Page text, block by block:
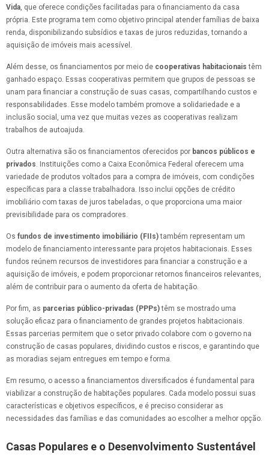
Vida, que oferece condições facilitadas para o financiamento da casa
própria. Este programa tem como objetivo principal atender famílias de baixa
renda, disponibilizando subsídios e taxas de juros reduzidas, tornando a
aquisição de imóveis mais acessível.
Além desse, os financiamentos por meio de cooperativas habitacionais têm
ganhado espaço. Essas cooperativas permitem que grupos de pessoas se
unam para financiar a construção de suas casas, compartilhando custos e
responsabilidades. Esse modelo também promove a solidariedade e a
inclusão social, uma vez que muitas vezes as cooperativas realizam
trabalhos de autoajuda.
Outra alternativa são os financiamentos oferecidos por bancos públicos e
privados. Instituições como a Caixa Econômica Federal oferecem uma
variedade de produtos voltados para a compra de imóveis, com condições
específicas para a classe trabalhadora. Isso inclui opções de crédito
imobiliário com taxas de juros tabeladas, o que proporciona uma maior
previsibilidade para os compradores.
Os fundos de investimento imobiliário (FIIs)também representam um
modelo de financiamento interessante para projetos habitacionais. Esses
fundos reúnem recursos de investidores para financiar a construção e a
aquisição de imóveis, e podem proporcionar retornos financeiros relevantes,
além de contribuir para o aumento da oferta de habitação.
Por fim, as parcerias público-privadas (PPPs)têm se mostrado uma
solução eficaz para o financiamento de grandes projetos habitacionais.
Essas parcerias permitem que o setor privado colabore com o governo na
construção de casas populares, dividindo custos e riscos, e garantindo que
as moradias sejam entregues em tempo e forma.
Em resumo, o acesso a financiamentos diversificados é fundamental para
viabilizar a construção de habitações populares. Cada modelo possui suas
características e objetivos específicos, e é preciso considerar as
necessidades das famílias e das comunidades ao escolher a melhor opção.
Casas Populares e o Desenvolvimento Sustentável